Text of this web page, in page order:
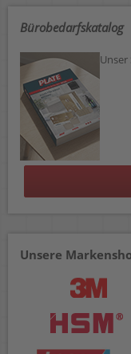
Bürobedarfskatalog
Unsere